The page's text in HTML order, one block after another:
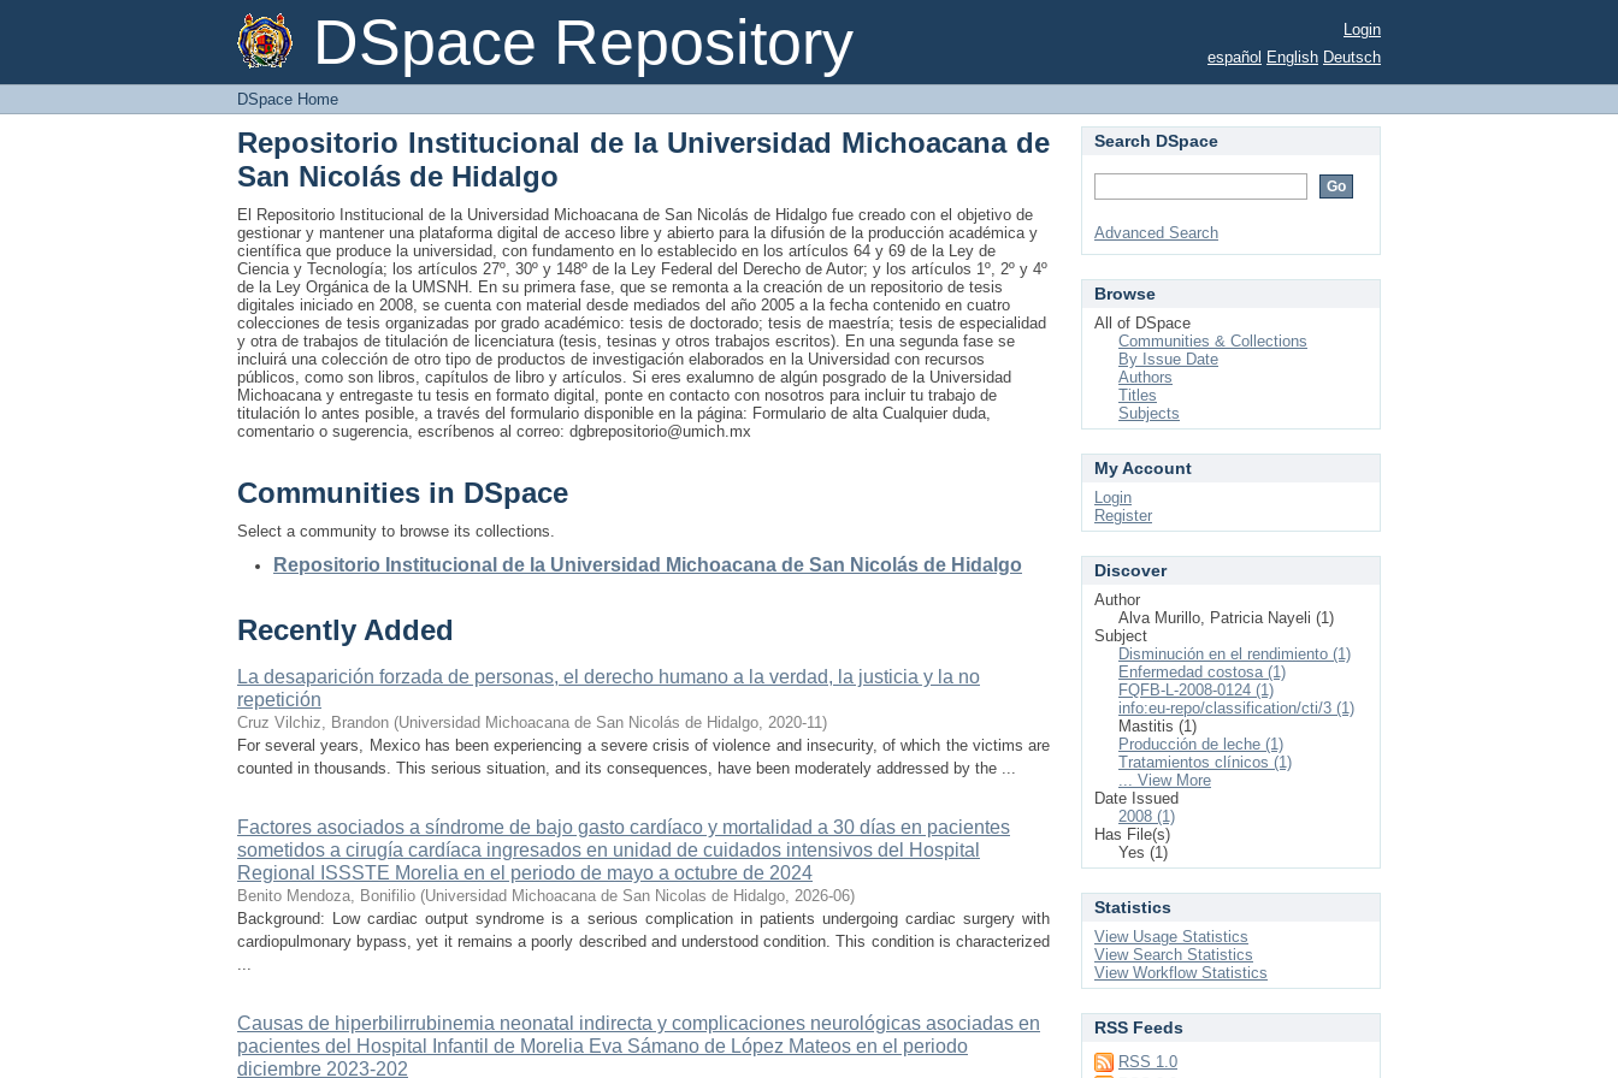
DSpace Repository
DSpace Home
Login
español English Deutsch
DSpace Home
Repositorio Institucional de la Universidad Michoacana de
San Nicolás de Hidalgo
El Repositorio Institucional de la Universidad Michoacana de San Nicolás de Hidalgo fue creado con el objetivo de
gestionar y mantener una plataforma digital de acceso libre y abierto para la difusión de la producción académica y
científica que produce la universidad, con fundamento en lo establecido en los artículos 64 y 69 de la Ley de
Ciencia y Tecnología; los artículos 27º, 30º y 148º de la Ley Federal del Derecho de Autor; y los artículos 1º, 2º y 4º
de la Ley Orgánica de la UMSNH. En su primera fase, que se remonta a la creación de un repositorio de tesis
digitales iniciado en 2008, se cuenta con material desde mediados del año 2005 a la fecha contenido en cuatro
colecciones de tesis organizadas por grado académico: tesis de doctorado; tesis de maestría; tesis de especialidad
y otra de trabajos de titulación de licenciatura (tesis, tesinas y otros trabajos escritos). En una segunda fase se
incluirá una colección de otro tipo de productos de investigación elaborados en la Universidad con recursos
públicos, como son libros, capítulos de libro y artículos. Si eres exalumno de algún posgrado de la Universidad
Michoacana y entregaste tu tesis en formato digital, ponte en contacto con nosotros para incluir tu trabajo de
titulación lo antes posible, a través del formulario disponible en la página: Formulario de alta Cualquier duda,
comentario o sugerencia, escríbenos al correo: dgbrepositorio@umich.mx
Communities in DSpace
Select a community to browse its collections.
Repositorio Institucional de la Universidad Michoacana de San Nicolás de Hidalgo
Recently Added
La desaparición forzada de personas, el derecho humano a la verdad, la justicia y la no
repetición
Cruz Vilchiz, Brandon (Universidad Michoacana de San Nicolás de Hidalgo, 2020-11)
For several years, Mexico has been experiencing a severe crisis of violence and insecurity, of which the victims are
counted in thousands. This serious situation, and its consequences, have been moderately addressed by the ...
Factores asociados a síndrome de bajo gasto cardíaco y mortalidad a 30 días en pacientes
sometidos a cirugía cardíaca ingresados en unidad de cuidados intensivos del Hospital
Regional ISSSTE Morelia en el periodo de mayo a octubre de 2024
Benito Mendoza, Bonifilio (Universidad Michoacana de San Nicolas de Hidalgo, 2026-06)
Background: Low cardiac output syndrome is a serious complication in patients undergoing cardiac surgery with
cardiopulmonary bypass, yet it remains a poorly described and understood condition. This condition is characterized
...
Causas de hiperbilirrubinemia neonatal indirecta y complicaciones neurológicas asociadas en
pacientes del Hospital Infantil de Morelia Eva Sámano de López Mateos en el periodo
diciembre 2023-202
Search DSpace
Advanced Search
Browse
All of DSpace
Communities & Collections
By Issue Date
Authors
Titles
Subjects
My Account
Login
Register
Discover
Author
Alva Murillo, Patricia Nayeli (1)
Subject
Disminución en el rendimiento (1)
Enfermedad costosa (1)
FQFB-L-2008-0124 (1)
info:eu-repo/classification/cti/3 (1)
Mastitis (1)
Producción de leche (1)
Tratamientos clínicos (1)
... View More
Date Issued
2008 (1)
Has File(s)
Yes (1)
Statistics
View Usage Statistics
View Search Statistics
View Workflow Statistics
RSS Feeds
RSS 1.0